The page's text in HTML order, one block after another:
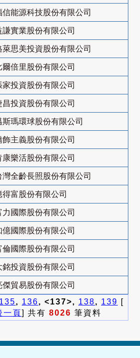
信能源科技股份有限公司
謙實業股份有限公司
萊思美投資股份有限公司
爾倍里股份有限公司
家投資股份有限公司
昌投資股份有限公司
斯瑪環球股份有限公司
飾主義股份有限公司
康樂活股份有限公司
灣全齡長照股份有限公司
得富股份有限公司
力國際股份有限公司
億國際股份有限公司
倫國際股份有限公司
銘投資股份有限公司
傑貿易股份有限公司
135, 136, <137>, 138, 139 [
一頁] 共有 8026 筆資料